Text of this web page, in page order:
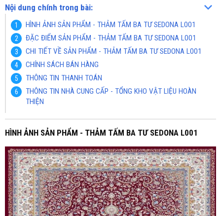
Nội dung chính trong bài:
HÌNH ẢNH SẢN PHẨM - THẢM TẤM BA TƯ SEDONA L001
ĐẶC ĐIỂM SẢN PHẨM - THẢM TẤM BA TƯ SEDONA L001
CHI TIẾT VỀ SẢN PHẨM - THẢM TẤM BA TƯ SEDONA L001
CHÍNH SÁCH BÁN HÀNG
THÔNG TIN THANH TOÁN
THÔNG TIN NHÀ CUNG CẤP - TỔNG KHO VẬT LIỆU HOÀN
THIỆN
HÌNH ẢNH SẢN PHẨM - THẢM TẤM BA TƯ SEDONA L001